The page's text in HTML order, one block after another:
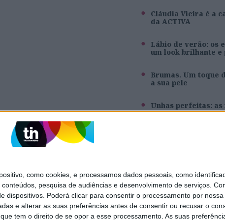
como cookies, e processamos dados pessoais, como
pesquisa de audiências e desenvolvimento de serviços.
Poderá clicar para consentir o processamento por
e alterar as suas preferências antes de consentir ou recusar o
tem o direito de se opor a esse processamento. As suas
Cláudia Vieira é a
da ACTIVA
Lábio de verão: os
um look brilhante e
Brumas. Um toque
a sua pele
Unhas perfeitas:
para o verão
GRUPO TRUST IN NEWS
Caras Caras